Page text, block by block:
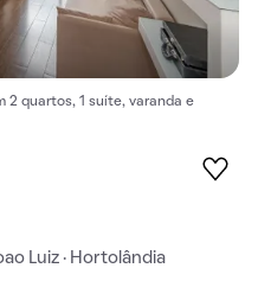
2 quartos, 1 suíte, varanda e
Luiz · Hortolândia